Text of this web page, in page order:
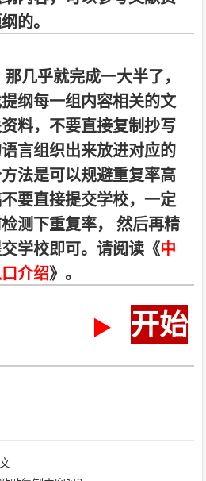
的。
几乎就完成一大半了，
纲每一组内容相关的文
料，不要直接复制抄写
言组织出来放进对应的
法是可以规避重复率高
要直接提交学校，一定
测下重复率， 然后再精
学校即可。请阅读《中
介绍》。
▶ 开始